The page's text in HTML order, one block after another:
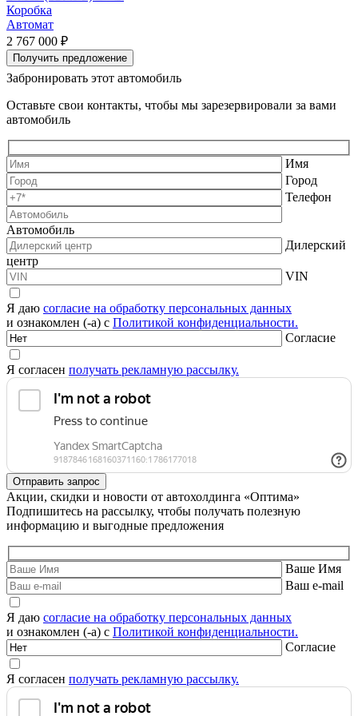
Коробка
Автомат
2 767 000 ₽
Получить предложение
Забронировать этот автомобиль
Оставьте свои контакты, чтобы мы зарезервировали за вами
автомобиль
Имя
Город
Телефон
Автомобиль
Дилерский
центр
VIN
Я даю согласие на обработку персональных данных
и ознакомлен (-а) с Политикой конфиденциальности.
Согласие
Я согласен получать рекламную рассылку.
Акции, скидки и новости от автохолдинга «Оптима»
Подпишитесь на рассылку, чтобы получать полезную
информацию и выгодные предложения
Ваше Имя
Ваш e-mail
Я даю согласие на обработку персональных данных
и ознакомлен (-а) с Политикой конфиденциальности.
Согласие
Я согласен получать рекламную рассылку.